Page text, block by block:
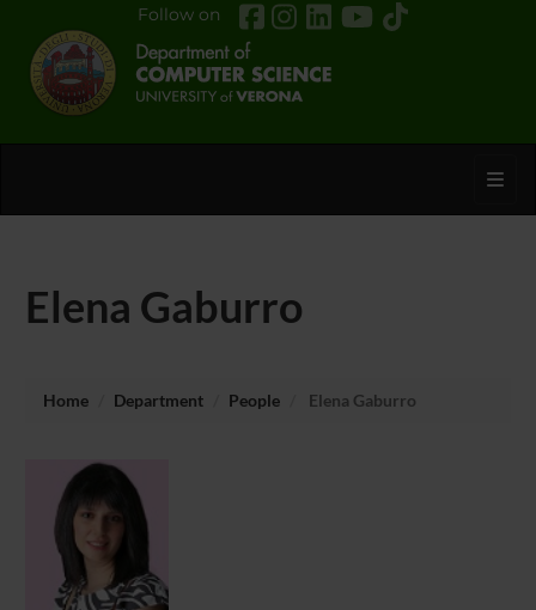
Follow on
Elena Gaburro
Home Department People Elena Gaburro